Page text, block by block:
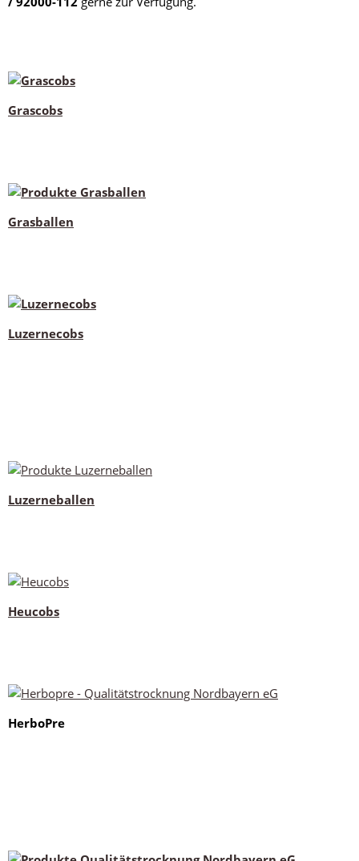
Grascobs
Grasballen
Luzernecobs
Luzerneballen
Heucobs
HerboPre